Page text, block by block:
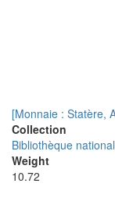
[Monnaie : Statère,
Collection
Bibliothèque
Weight
10.72